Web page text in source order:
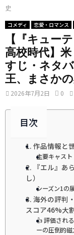
史
コメディ 恋愛・ロマンス
【『キュー
高校時代】
すじ・ネタ
王、まさか
2026年7月2日 0
目次
1. 作品情報と
主要キャス
2. 『エル』あ
し）
シーズン1の
3. 海外の評判
スコア46%大
👍 評価され
ーの圧倒的